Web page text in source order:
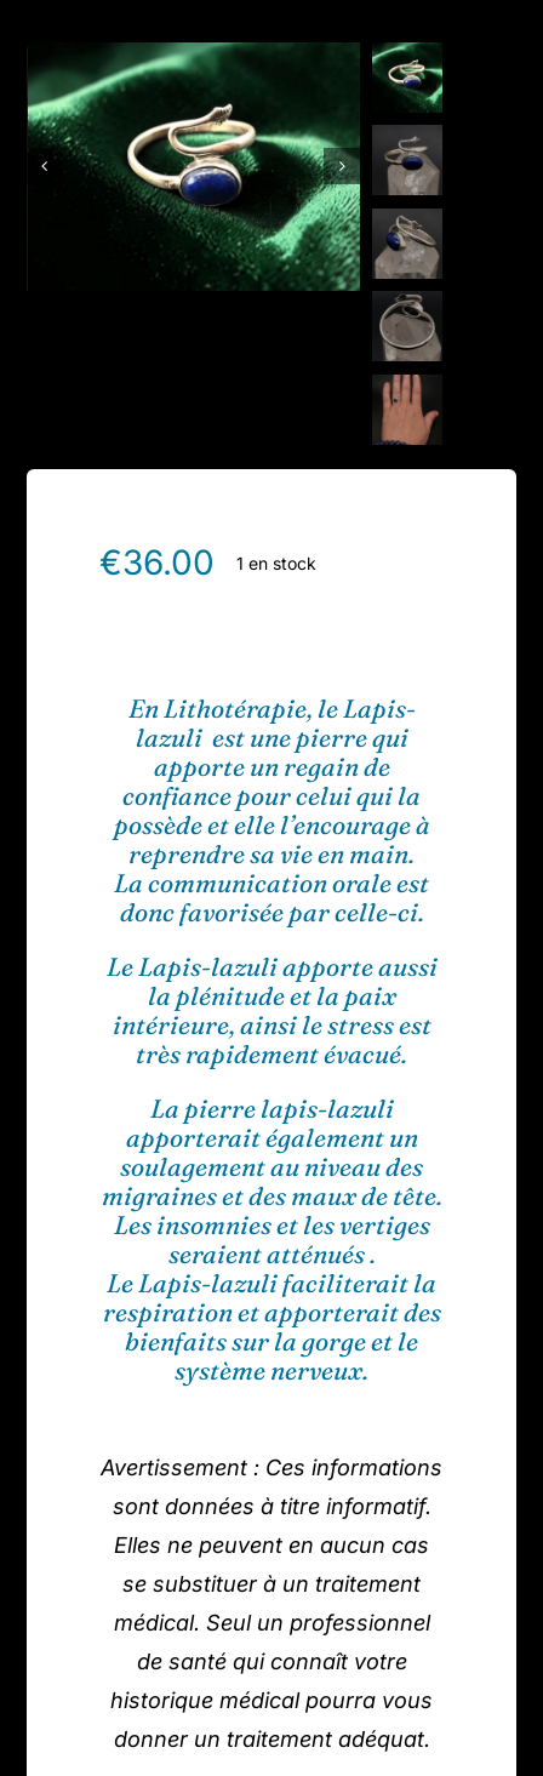
Boutique en ligne
Contact
€36.00 1 en stock
En Lithotérapie, le Lapis-
lazuli est une pierre qui
apporte un regain de
confiance pour celui qui la
possède et elle l’encourage à
reprendre sa vie en main.
La communication orale est
donc favorisée par celle-ci.
Le Lapis-lazuli apporte aussi
la plénitude et la paix
intérieure, ainsi le stress est
très rapidement évacué.
La pierre lapis-lazuli
apporterait également un
soulagement au niveau des
migraines et des maux de tête.
Les insomnies et les vertiges
seraient atténués .
Le Lapis-lazuli faciliterait la
respiration et apporterait des
bienfaits sur la gorge et le
système nerveux.
Avertissement : Ces informations
sont données à titre informatif.
Elles ne peuvent en aucun cas
se substituer à un traitement
médical. Seul un professionnel
de santé qui connaît votre
historique médical pourra vous
donner un traitement adéquat.